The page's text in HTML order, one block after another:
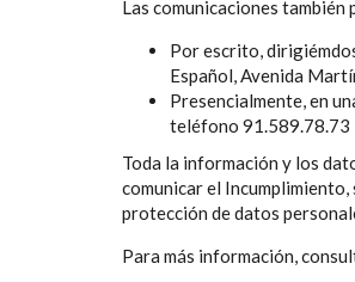
Las comunicaciones
Por escrito,
Español, Avenida
Presencialmente, en
teléfono 91.589.78.73
Toda la información y los
comunicar el
protección de datos
Para más información,